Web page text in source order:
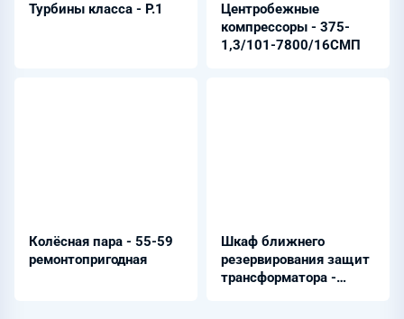
Турбины класса - Р.1
Центробежные
компрессоры - 375-
1,3/101-7800/16СМП
Колёсная пара - 55-59
ремонтопригодная
Шкаф ближнего
резервирования защит
трансформатора -